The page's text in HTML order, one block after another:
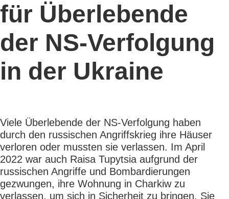
für Überlebende
der NS-Verfolgung
in der Ukraine
Viele Überlebende der NS-Verfolgung haben
durch den russischen Angriffskrieg ihre Häuser
verloren oder mussten sie verlassen. Im April
2022 war auch Raisa Tupytsia aufgrund der
russischen Angriffe und Bombardierungen
gezwungen, ihre Wohnung in Charkiw zu
verlassen, um sich in Sicherheit zu bringen. Sie